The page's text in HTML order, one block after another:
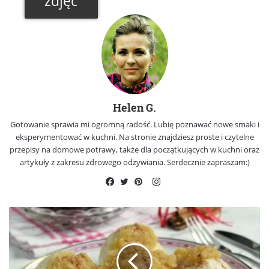
Helen G.
Gotowanie sprawia mi ogromną radość. Lubię poznawać nowe smaki i
eksperymentować w kuchni. Na stronie znajdziesz proste i czytelne
przepisy na domowe potrawy, także dla początkujących w kuchni oraz
artykuły z zakresu zdrowego odżywiania. Serdecznie zapraszam:)
Instagram